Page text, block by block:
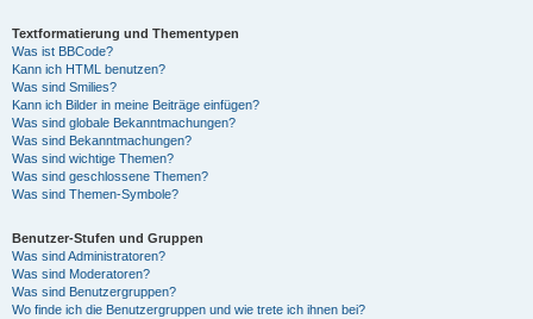
Textformatierung und Thementypen
Was ist BBCode?
Kann ich HTML benutzen?
Was sind Smilies?
Kann ich Bilder in meine Beiträge einfügen?
Was sind globale Bekanntmachungen?
Was sind Bekanntmachungen?
Was sind wichtige Themen?
Was sind geschlossene Themen?
Was sind Themen-Symbole?
Benutzer-Stufen und Gruppen
Was sind Administratoren?
Was sind Moderatoren?
Was sind Benutzergruppen?
Wo finde ich die Benutzergruppen und wie trete ich ihnen bei?